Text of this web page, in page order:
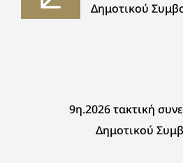
Δημοτικού
9η.2026 τακτική
Δημοτικού